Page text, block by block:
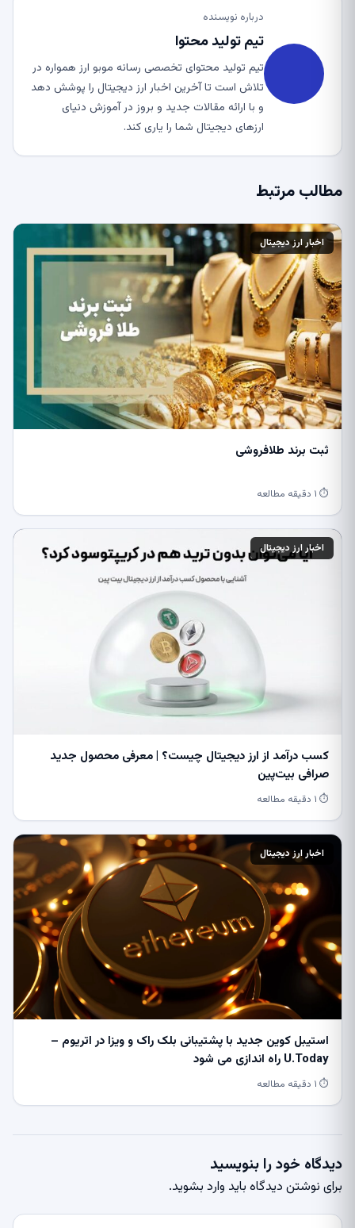
درباره نویسنده
تیم تولید محتوا
تیم تولید محتوای تخصصی رسانه موبو ارز همواره در
تلاش است تا آخرین اخبار ارز دیجیتال را پوشش دهد
و با ارائه مقالات جدید و بروز در آموزش دنیای
ارزهای دیجیتال شما را یاری کند.
مطالب مرتبط
اخبار ارز دیجیتال
ثبت برند طلافروشی
⏱ ۱ دقیقه مطالعه
اخبار ارز دیجیتال
کسب درآمد از ارز دیجیتال چیست؟ | معرفی محصول جدید
صرافی بیت‌پین
⏱ ۱ دقیقه مطالعه
اخبار ارز دیجیتال
استیبل کوین جدید با پشتیبانی بلک راک و ویزا در اتریوم –
U.Today راه اندازی می شود
⏱ ۱ دقیقه مطالعه
دیدگاه خود را بنویسید
برای نوشتن دیدگاه باید وارد بشوید.